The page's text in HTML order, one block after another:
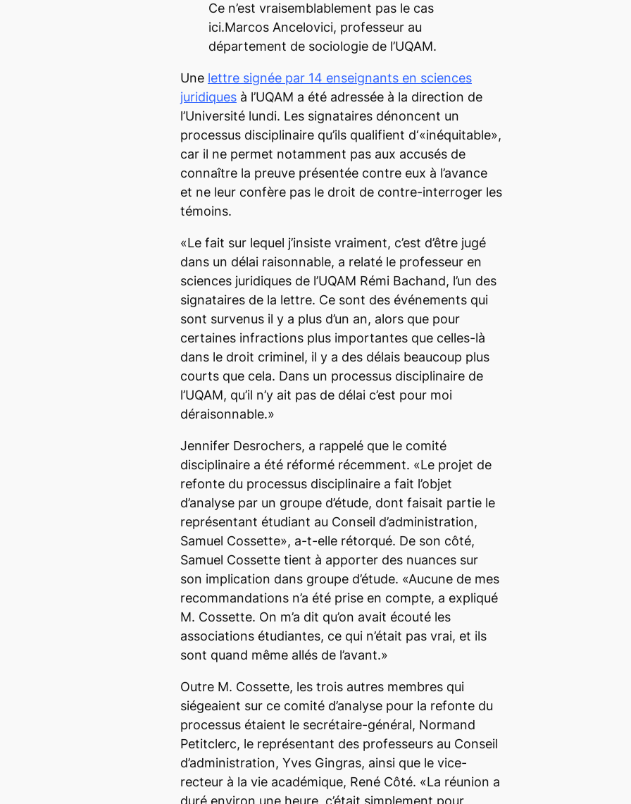
Ce n’est vraisemblablement pas le cas
ici.Marcos Ancelovici, professeur au
département de sociologie de l’UQAM.
Une lettre signée par 14 enseignants en sciences
juridiques à l’UQAM a été adressée à la direction de
l’Université lundi. Les signataires dénoncent un
processus disciplinaire qu’ils qualifient d‘«inéquitable»,
car il ne permet notamment pas aux accusés de
connaître la preuve présentée contre eux à l’avance
et ne leur confère pas le droit de contre-interroger les
témoins.
«Le fait sur lequel j’insiste vraiment, c’est d’être jugé
dans un délai raisonnable, a relaté le professeur en
sciences juridiques de l’UQAM Rémi Bachand, l’un des
signataires de la lettre. Ce sont des événements qui
sont survenus il y a plus d’un an, alors que pour
certaines infractions plus importantes que celles-là
dans le droit criminel, il y a des délais beaucoup plus
courts que cela. Dans un processus disciplinaire de
l’UQAM, qu’il n’y ait pas de délai c’est pour moi
déraisonnable.»
Jennifer Desrochers, a rappelé que le comité
disciplinaire a été réformé récemment. «Le projet de
refonte du processus disciplinaire a fait l’objet
d’analyse par un groupe d’étude, dont faisait partie le
représentant étudiant au Conseil d’administration,
Samuel Cossette», a-t-elle rétorqué. De son côté,
Samuel Cossette tient à apporter des nuances sur
son implication dans groupe d’étude. «Aucune de mes
recommandations n’a été prise en compte, a expliqué
M. Cossette. On m’a dit qu’on avait écouté les
associations étudiantes, ce qui n’était pas vrai, et ils
sont quand même allés de l’avant.»
Outre M. Cossette, les trois autres membres qui
siégeaient sur ce comité d’analyse pour la refonte du
processus étaient le secrétaire-général, Normand
Petitclerc, le représentant des professeurs au Conseil
d’administration, Yves Gingras, ainsi que le vice-
recteur à la vie académique, René Côté. «La réunion a
duré environ une heure, c’était simplement pour